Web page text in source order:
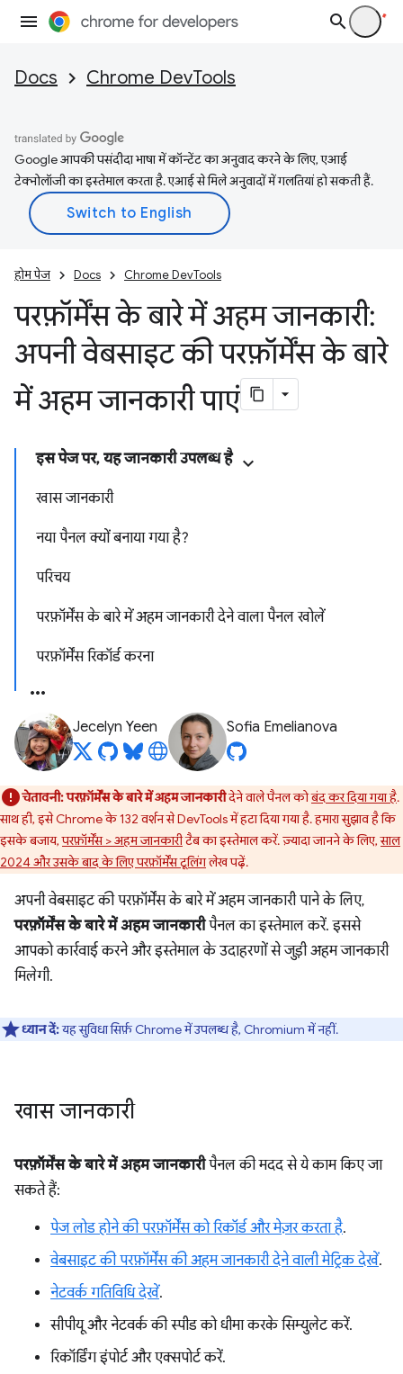
Docs Chrome DevTools
Google आपकी पसंदीदा भाषा में कॉन्टेंट का अनुवाद करने के लिए, एआई
टेक्नोलॉजी का इस्तेमाल करता है. एआई से मिले अनुवादों में गलतियां हो सकती हैं.
होम पेज Docs Chrome DevTools
परफ़ॉर्मेंस के बारे में अहम जानकारी:
अपनी वेबसाइट की परफ़ॉर्मेंस के बारे
में अहम जानकारी पाएं
इस पेज पर, यह जानकारी उपलब्ध है
खास जानकारी
नया पैनल क्यों बनाया गया है?
परिचय
परफ़ॉर्मेंस के बारे में अहम जानकारी देने वाला पैनल खोलें
परफ़ॉर्मेंस रिकॉर्ड करना
Jecelyn Yeen Sofia Emelianova
चेतावनी:परफ़ॉर्मेंस के बारे में अहम जानकारीदेने वाले पैनल कोबंद कर दिया गया है.
साथ ही, इसे Chrome के 132 वर्शन से DevTools में हटा दिया गया है. हमारा सुझाव है कि
इसके बजाय,परफ़ॉर्मेंस > अहम जानकारीटैब का इस्तेमाल करें. ज़्यादा जानने के लिए,साल
2024 और उसके बाद के लिए परफ़ॉर्मेंस टूलिंगलेख पढ़ें.
अपनी वेबसाइट की परफ़ॉर्मेंस के बारे में अहम जानकारी पाने के लिए,
परफ़ॉर्मेंस के बारे में अहम जानकारीपैनल का इस्तेमाल करें. इससे
आपको कार्रवाई करने और इस्तेमाल के उदाहरणों से जुड़ी अहम जानकारी
मिलेगी.
ध्यान दें:यह सुविधा सिर्फ़ Chrome में उपलब्ध है, Chromium में नहीं.
खास जानकारी
परफ़ॉर्मेंस के बारे में अहम जानकारीपैनल की मदद से ये काम किए जा
सकते हैं:
पेज लोड होने की परफ़ॉर्मेंस को रिकॉर्ड और मेज़र करता है.
वेबसाइट की परफ़ॉर्मेंस की अहम जानकारी देने वाली मेट्रिक देखें.
नेटवर्क गतिविधि देखें.
सीपीयू और नेटवर्क की स्पीड को धीमा करके सिम्युलेट करें.
रिकॉर्डिंग इंपोर्ट और एक्सपोर्ट करें.